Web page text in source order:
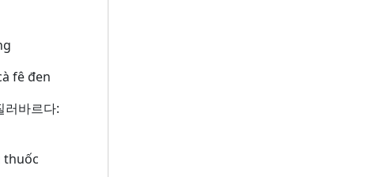
fê đen
바르다:
thuốc